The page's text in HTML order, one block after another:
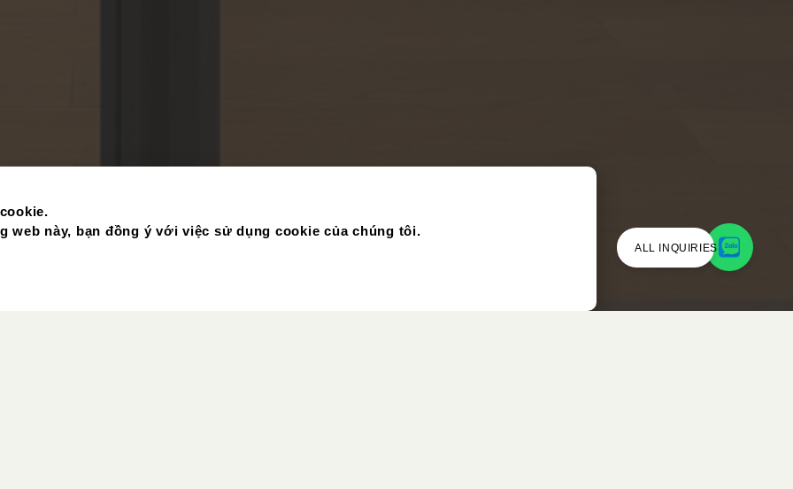
ALL INQUIRIES
web này, bạn đồng ý với việc sử dụng cookie của chúng tôi.